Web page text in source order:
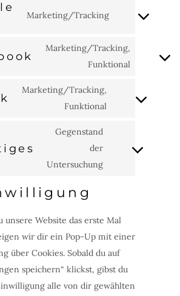
Marketing/Tracking
Consent
service
Marketing/Tracking,
Funktional
Consent
service
Marketing/Tracking,
Funktional
Consent
tiktok
Gegenstand
der
Untersuchung
Consent
unsere Website das erste Mal
wir dir ein Pop-Up mit einer
über Cookies. Sobald du auf
speichern“ klickst, gibst du
alle von dir gewählten